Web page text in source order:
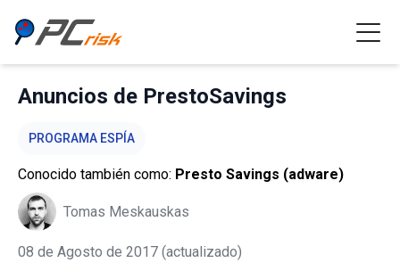
Anuncios de PrestoSavings
PROGRAMA ESPÍA
Conocido también como: Presto Savings (adware)
Tomas Meskauskas
08 de Agosto de 2017 (actualizado)